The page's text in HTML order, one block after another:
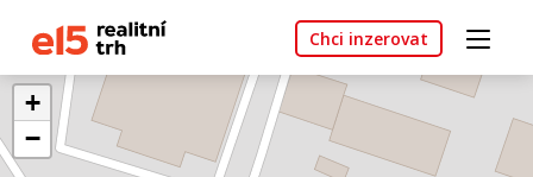
Chci inzerovat
+
−